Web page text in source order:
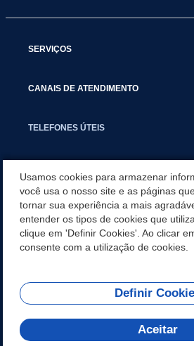
SERVIÇOS
CANAIS DE ATENDIMENTO
TELEFONES ÚTEIS
NOTÍCIAS
APLICATIVO
REDES SOCIAIS
Usamos cookies para armazenar
você usa o nosso site e as páginas
tornar sua experiência a mais
entender os tipos de cookies que
clique em 'Definir Cookies'. Ao clicar
consente com a utilização de cookies.
Definir
Aceitar